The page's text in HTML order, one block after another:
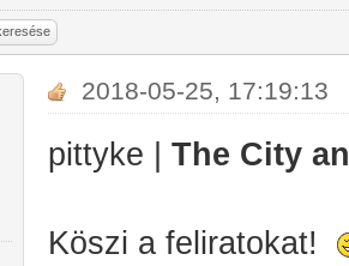
2018-05-25, 17:19:13
pittyke | The City
Köszi a feliratokat!